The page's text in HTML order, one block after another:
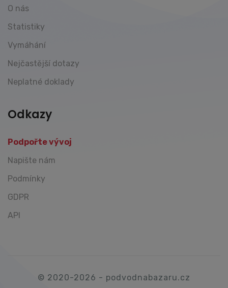
O nás
Statistiky
Vymáhání
Nejčastější dotazy
Neplatné doklady
Odkazy
Podpořte vývoj
Napište nám
Podmínky
GDPR
API
© 2020-2026 - podvodnabazaru.cz